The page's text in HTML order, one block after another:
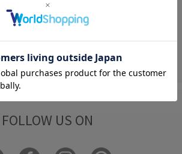
FOLLOW US ON